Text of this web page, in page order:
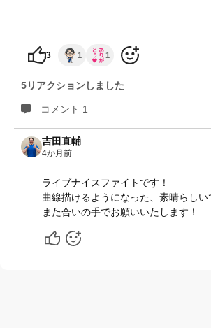
3 1 1
5リアクションしました
コメント 1
吉田直輔
4か月前
ライブナイスファイトです！
曲線描けるようになった、素晴らしい
また合いの手でお願いいたします！